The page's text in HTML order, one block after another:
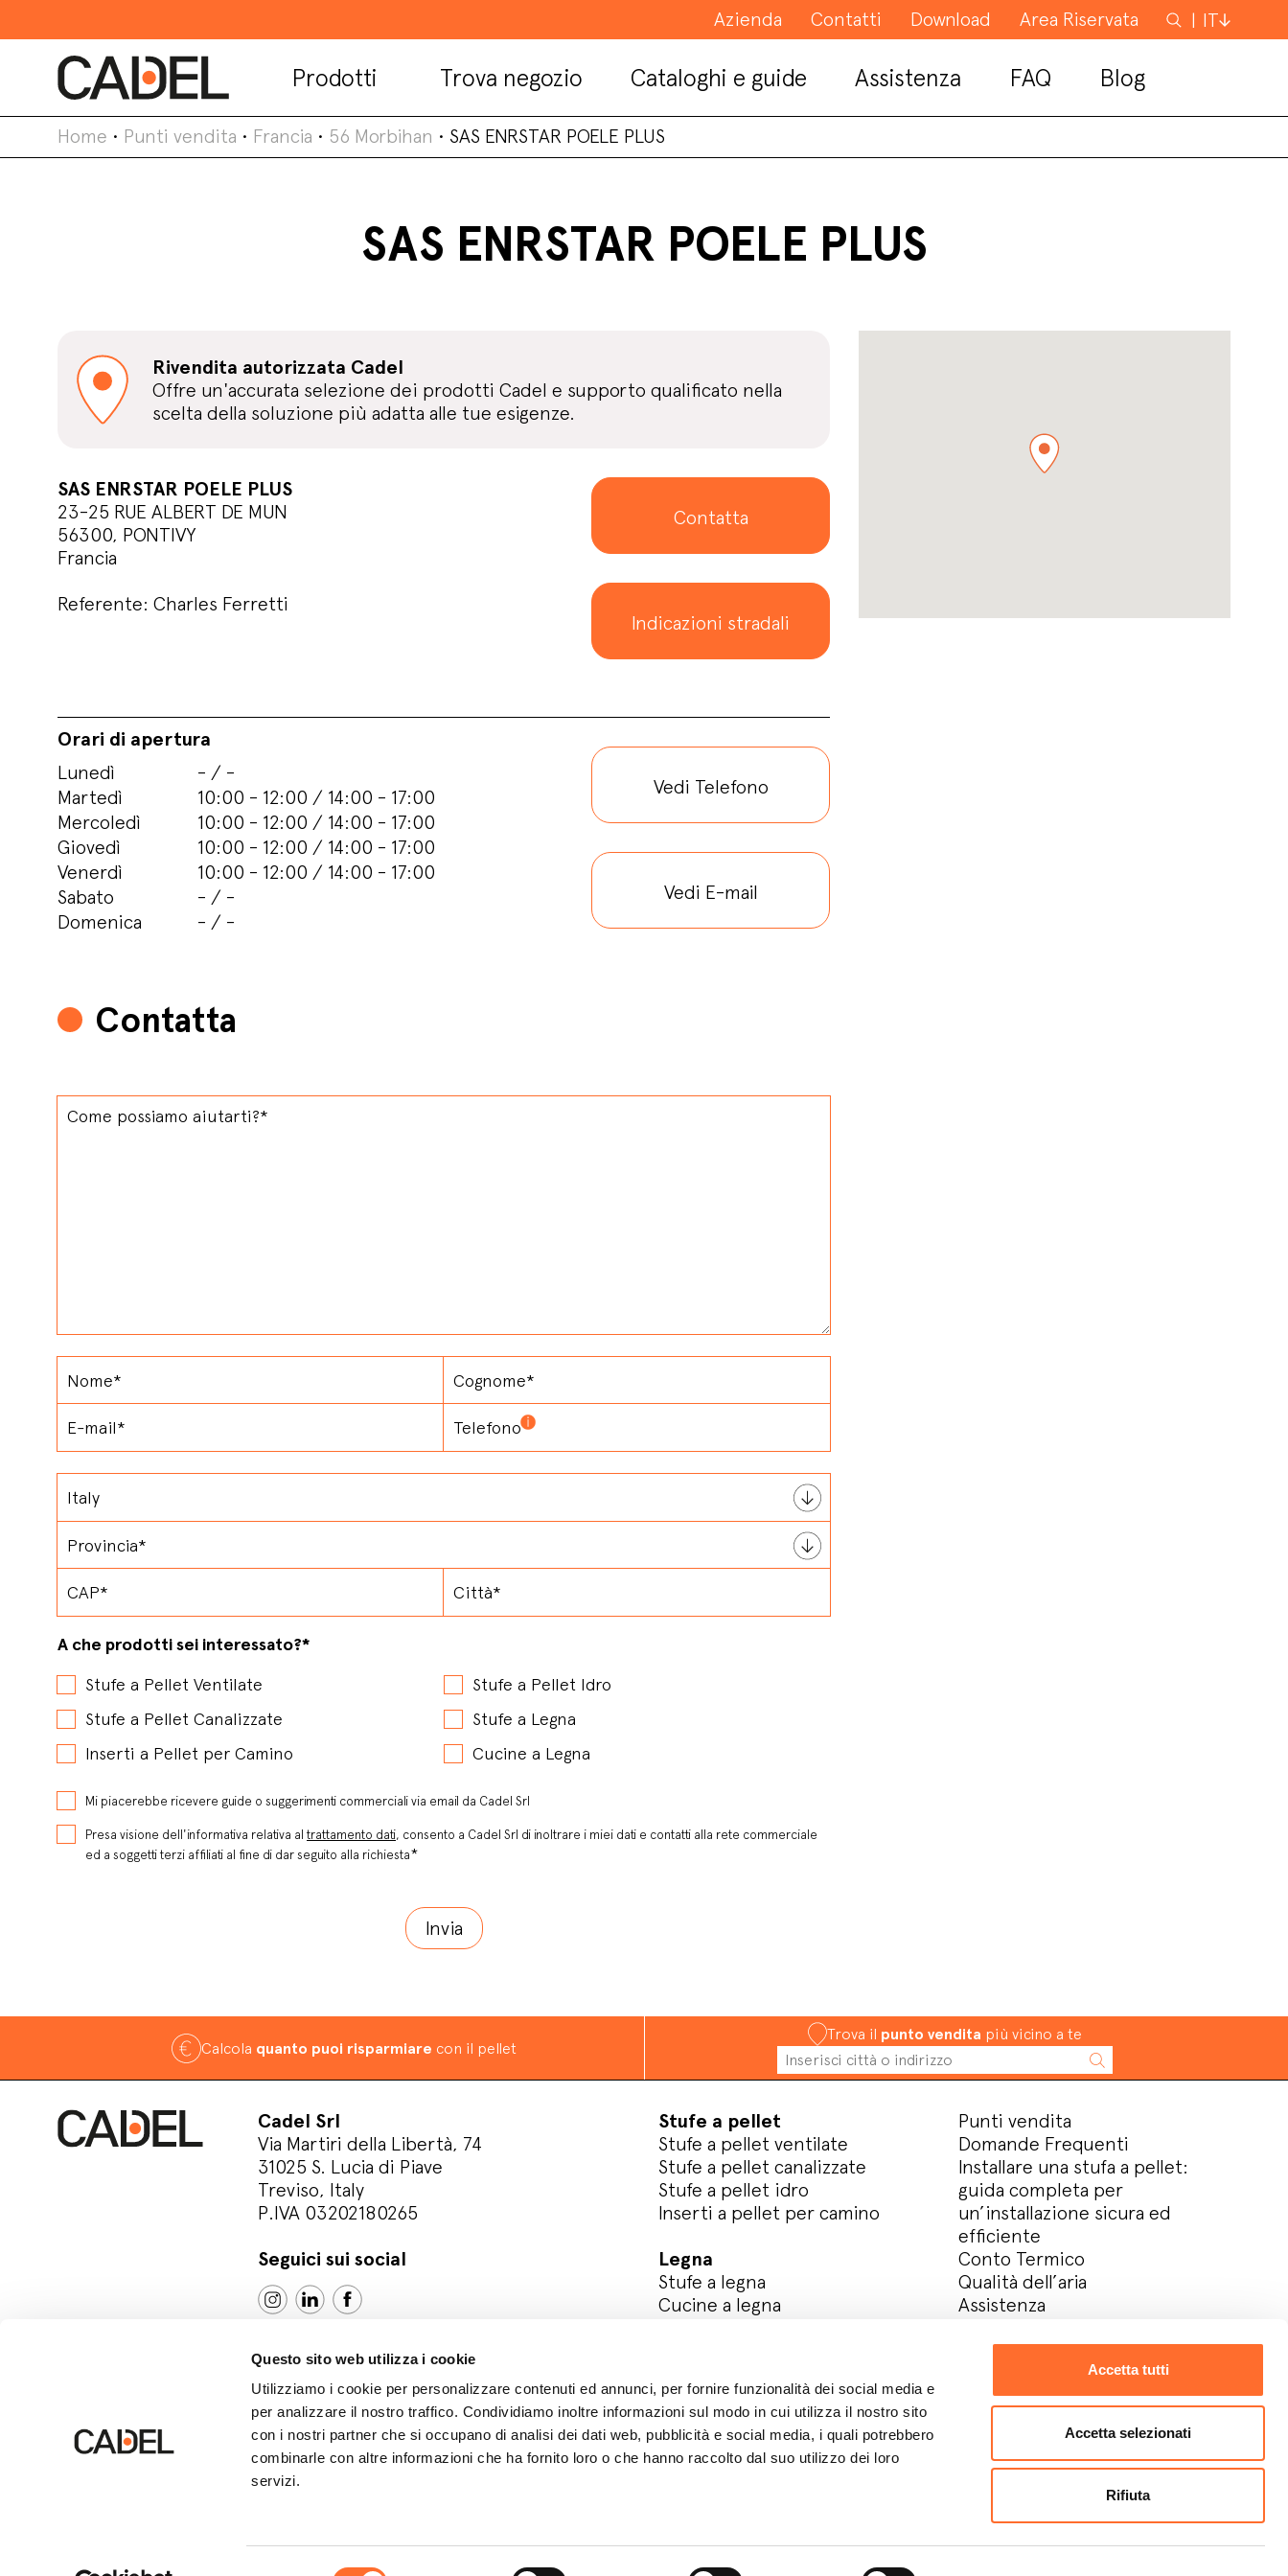
Questo sito web utilizza i cookie
Utilizziamo i cookie per personalizzare contenuti ed annunci, per fornire funzionalità dei social media e
per analizzare il nostro traffico. Condividiamo inoltre informazioni sul modo in cui utilizza il nostro sito
con i nostri partner che si occupano di analisi dei dati web, pubblicità e social media, i quali potrebbero
combinarle con altre informazioni che ha fornito loro o che hanno raccolto dal suo utilizzo dei loro
servizi.
Accetta tutti
Accetta selezionati
Rifiuta
Azienda Contatti Download Area Riservata Cerca
IT
Prodotti Trova negozio Cataloghi e guide Assistenza FAQ Blog
Home • Punti vendita • Francia • 56 Morbihan • SAS ENRSTAR POELE PLUS
SAS ENRSTAR POELE PLUS
Rivendita autorizzata Cadel
Offre un'accurata selezione dei prodotti Cadel e supporto qualificato nella
scelta della soluzione più adatta alle tue esigenze.
SAS ENRSTAR POELE PLUS
23-25 RUE ALBERT DE MUN
56300, PONTIVY
Francia
Referente: Charles Ferretti
Contatta
Indicazioni stradali
Orari di apertura
Lunedì
- / -
Martedì
10:00 - 12:00 / 14:00 - 17:00
Mercoledì
10:00 - 12:00 / 14:00 - 17:00
Giovedì
10:00 - 12:00 / 14:00 - 17:00
Venerdì
10:00 - 12:00 / 14:00 - 17:00
Sabato
- / -
Domenica
- / -
Vedi Telefono
Vedi E-mail
Contatta
A che prodotti sei interessato?*
Stufe a Pellet Ventilate
Stufe a Pellet Idro
Stufe a Pellet Canalizzate
Stufe a Legna
Inserti a Pellet per Camino
Cucine a Legna
Mi piacerebbe ricevere guide o suggerimenti commerciali via email da Cadel Srl
Presa visione dell'informativa relativa al trattamento dati, consento a Cadel Srl di inoltrare i miei dati e contatti alla rete commerciale
ed a soggetti terzi affiliati al fine di dar seguito alla richiesta*
Calcola quanto puoi risparmiare con il pellet
Trova il punto vendita più vicino a te
Cadel Srl
Via Martiri della Libertà, 74
31025 S. Lucia di Piave
Treviso, Italy
P.IVA 03202180265
Seguici sui social
Stufe a pellet
Stufe a pellet ventilate
Stufe a pellet canalizzate
Stufe a pellet idro
Inserti a pellet per camino
Legna
Stufe a legna
Cucine a legna
Punti vendita
Domande Frequenti
Installare una stufa a pellet:
guida completa per
un’installazione sicura ed
efficiente
Conto Termico
Qualità dell’aria
Assistenza
Contatti
Download area
Metodo studio